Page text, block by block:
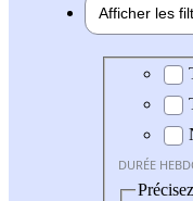
Afficher les
Durée
DURÉE